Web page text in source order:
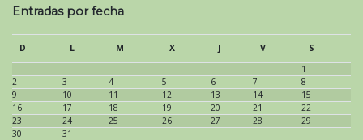
Entradas por fecha
D L M X J V
S
1
2
3 4 5 6 7
8
9
10 11 12 13 14
15
16
17 18 19 20 21
22
23
24 25 26 27 28
29
30
31